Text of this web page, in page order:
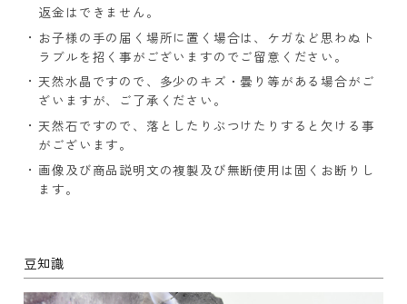
返金はできません。
お子様の手の届く場所に置く場合は、ケガなど思わぬト
ラブルを招く事がございますのでご留意ください。
天然水晶ですので、多少のキズ・曇り等がある場合がご
ざいますが、ご了承ください。
天然石ですので、落としたりぶつけたりすると欠ける事
がございます。
画像及び商品説明文の複製及び無断使用は固くお断りし
ます。
豆知識